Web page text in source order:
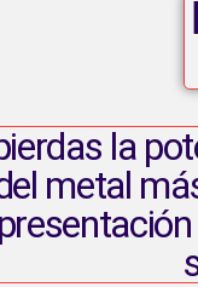
la
metal